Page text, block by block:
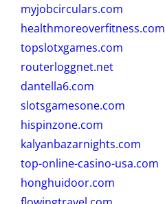
myjobcirculars.com
healthmoreoverfitness.com
topslotxgames.com
routerloggnet.net
dantella6.com
slotsgamesone.com
hispinzone.com
kalyanbazarnights.com
top-online-casino-usa.com
honghuidoor.com